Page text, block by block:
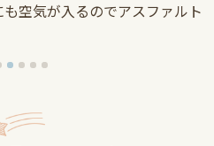
空気が入るのでアスファルト